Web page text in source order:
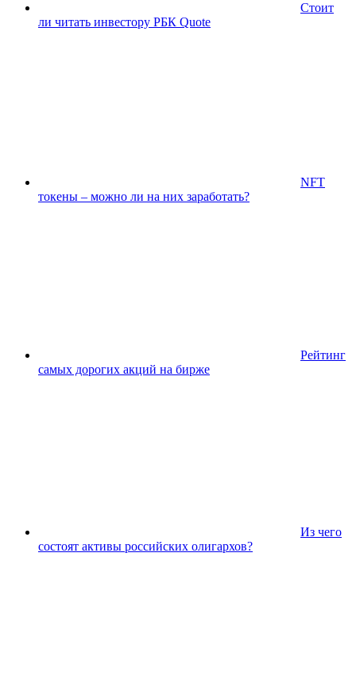
Стоит
ли читать инвестору РБК Quote
NFT
токены – можно ли на них заработать?
Рейтинг
самых дорогих акций на бирже
Из чего
состоят активы российских олигархов?